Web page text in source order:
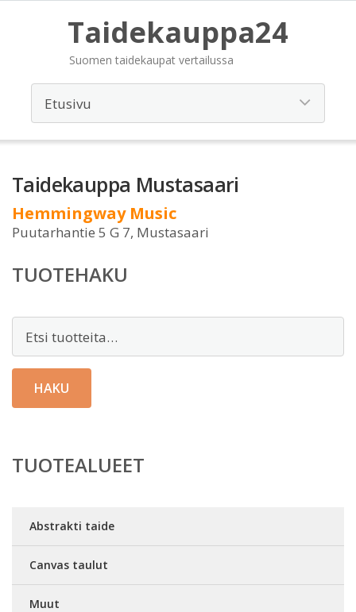
Taidekauppa24
Suomen taidekaupat vertailussa
Taidekauppa Mustasaari
Hemmingway Music
Puutarhantie 5 G 7, Mustasaari
TUOTEHAKU
HAKU
TUOTEALUEET
Abstrakti taide
Canvas taulut
Muut